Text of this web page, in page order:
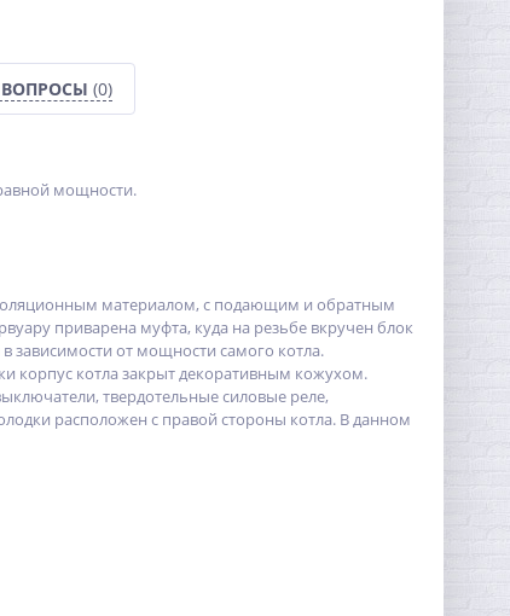
%
(0)
мощности.
материалом, с подающим и обратным
приварена муфта, куда на резьбе вкручен блок
зависимости от мощности самого котла.
корпус котла закрыт декоративным кожухом.
твердотельные силовые реле,
расположен с правой стороны котла. В данном